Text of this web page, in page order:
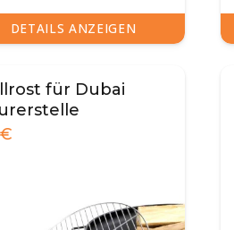
DETAILS ANZEIGEN
für Dubai
€